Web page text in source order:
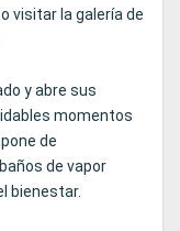
visitar la galería de
y abre sus
momentos
de
de vapor
bienestar.